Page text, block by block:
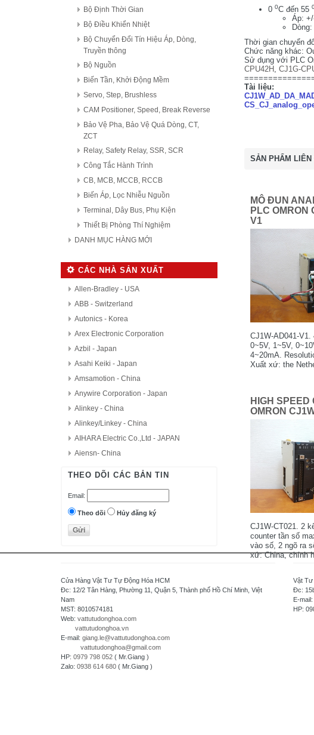
Bộ Định Thời Gian
Bộ Điều Khiển Nhiệt
Bộ Chuyển Đổi Tín Hiệu Áp, Dòng,
Truyền thông
Bộ Nguồn
Biến Tần, Khởi Động Mềm
Servo, Step, Brushless
CAM Positioner, Speed, Break Reverse
Bảo Vệ Pha, Bảo Vệ Quá Dòng, CT,
ZCT
Relay, Safety Relay, SSR, SCR
Công Tắc Hành Trình
CB, MCB, MCCB, RCCB
Biến Áp, Lọc Nhiễu Nguồn
Terminal, Dây Bus, Phụ Kiện
Thiết Bị Phòng Thí Nghiệm
DANH MỤC HÀNG MỚI
CÁC NHÀ SẢN XUẤT
Allen-Bradley - USA
ABB - Switzerland
Autonics - Korea
Arex Electronic Corporation
Azbil - Japan
Asahi Keiki - Japan
Amsamotion - China
Anywire Corporation - Japan
Alinkey - China
Alinkey/Linkey - China
AIHARA Electric Co.,Ltd - JAPAN
Aiensn- China
AutomationDirect - USA
Delta - Taiwan
Danfoss - Denmark
DAITRON
Di-soric - Germany
Daiichi Electronics co.,Ltd - Japan
Fuji Electric - Japan
FESTO
FDK Coperation
THEO DÕI CÁC BẢN TIN
Email:
Theo dõi Hủy đăng ký
0 0C đến 55
Áp:
Thời gian chuyển
Chức năng khác:
Sử dụng với PLC
CPU42H , CJ1G-
Tài liệu:
SẢN PHẨM LIÊN
MÔ ĐUN
PLC OMRON
V1
CJ1W-AD041-V1.
0~5V, 1~5V,
4~20mA.
Xuất xứ: the
HIGH SPEED
OMRON
CJ1W-CT021. 2
counter tần số
vào số, 2 ngõ ra
xứ: China, chính
Cửa Hàng Vật Tư Tự Động Hóa HCM
Đc: 12/2 Tân Hàng, Phường 11, Quận 5, Thành phố Hồ Chí Minh, Việt
Nam
MST: 8010574181
Web: vattutudonghoa.com
vattutudonghoa.vn
E-mail: giang.le@vattutudonghoa.com
vattutudonghoa@gmail.com
HP: 0979 798 052 ( Mr.Giang )
Zalo: 0938 614 680 ( Mr.Giang )
Vật
Đc:
E-mail:
HP: